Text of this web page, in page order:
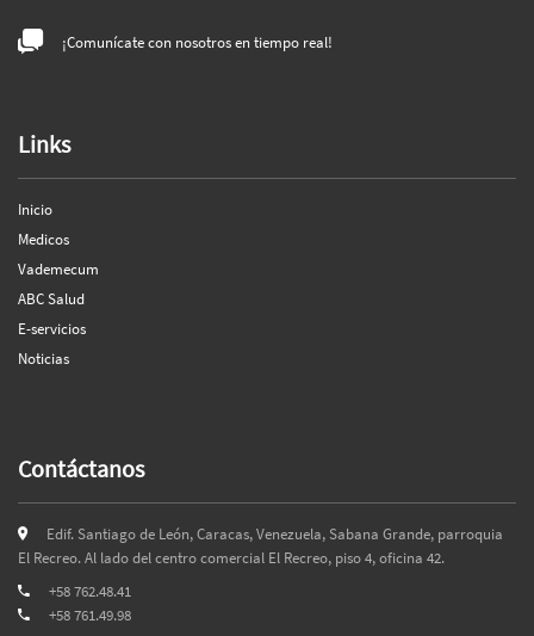
¡Comunícate con nosotros en tiempo real!
Links
Inicio
Medicos
Vademecum
ABC Salud
E-servicios
Noticias
Contáctanos
Edif. Santiago de León, Caracas, Venezuela, Sabana Grande, parroquia
El Recreo. Al lado del centro comercial El Recreo, piso 4, oficina 42.
+58 762.48.41
+58 761.49.98